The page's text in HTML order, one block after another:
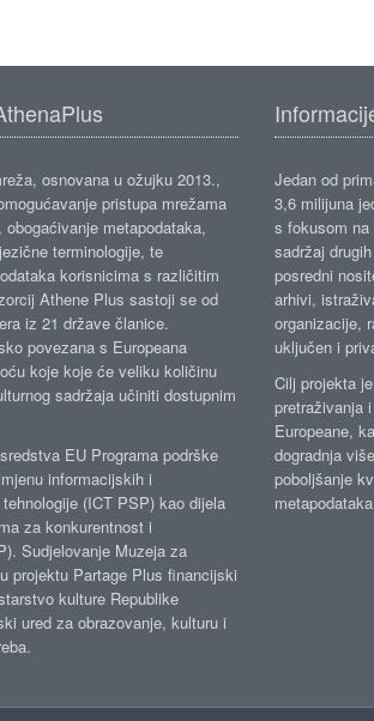
osnovana u ožujku 2013.,
pristupa mrežama
metapodataka,
terminologije, te
korisnicima s različitim
Athene Plus sastoji se od
iz 21 države članice.
povezana s Europeana
koje koje će veliku količinu
sadržaja učiniti dostupnim
EU Programa podrške
informacijskih i
(ICT PSP) kao dijela
za konkurentnost i
Sudjelovanje Muzeja za
projektu Partage Plus financijski
kulture Republike
ured za obrazovanje, kulturu i
Jedan od
3,6 milijuna
s fokusom
sadržaj
posredni
arhivi,
organizacije,
uključen i
Cilj projekta
pretraživanja
Europeane,
dogradnja
poboljšanje